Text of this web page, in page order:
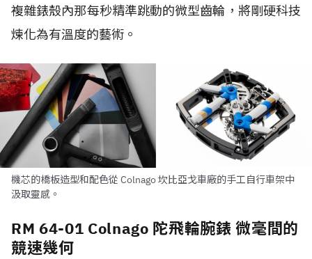
複雜錶殼內那每秒精準跳動的微型齒輪，將剛硬科技
煉化為有溫度的藝術。
機芯的橋板造型和配色從 Colnago 坎比亞戈車廠的手工自行車架中
汲取靈感。
RM 64-01 Colnago 陀飛輪腕錶 微毫間的
競速幾何